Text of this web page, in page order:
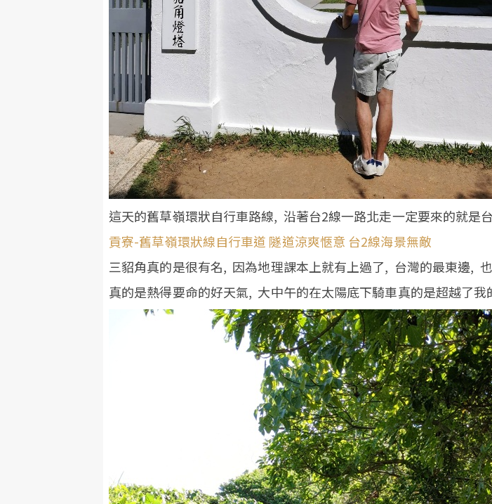
這天的舊草嶺環狀自行車路線, 沿著台2線一路北走一定要來的就是
貢寮-舊草嶺環狀線自行車道 隧道涼爽愜意 台2線海景無敵
三貂角真的是很有名, 因為地理課本上就有上過了, 台灣的最東邊,
真的是熱得要命的好天氣, 大中午的在太陽底下騎車真的是超越了